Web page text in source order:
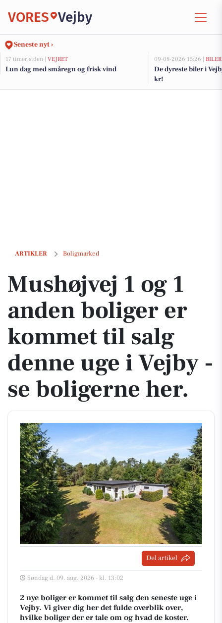
VORES Vejby
Seneste nyt ›
17 timer siden | VEJRET
Lun dag med småregn og frisk vind
09-08-2026 15:26 | BILER
De dyreste biler i
kr!
ARTIKLER Boligmarked
Mushøjvej 1 og 1 anden boliger er kommet til salg denne uge i Vejby
Mushøjvej 1 og 1
anden boliger er
kommet til salg
denne uge i Vejby -
se boligerne her.
Del artikel
Søndag d. 09. aug. 2026 - kl. 13:02
2 nye boliger er kommet til salg den seneste uge i
Vejby. Vi giver dig her det fulde overblik over,
hvilke boliger der er tale om og hvad de koster.